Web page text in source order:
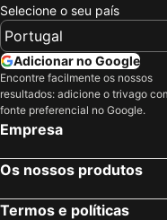
Hotel New York
Hotel Piccolino
Sunset Shoreline Saranda - Sea View - Free Private Parking
Hotel Chicago
Meraki Hotel
Hotel Miramare
Regina City Hotel & SPA
Hotel Mano
Selecione o seu país
Adicionar no Google
Encontre facilmente os nossos
resultados: adicione o trivago
fonte preferencial no Google.
Empresa
Os nossos produtos
Termos e políticas